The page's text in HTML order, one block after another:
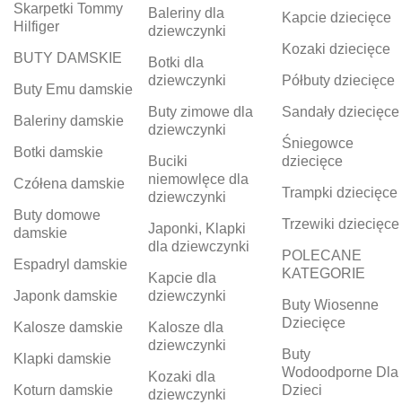
Skarpetki Tommy
Hilfiger
BUTY DAMSKIE
Buty Emu damskie
Baleriny damskie
Botki damskie
Czółena damskie
Buty domowe
damskie
Espadryl damskie
Japonk damskie
Kalosze damskie
Klapki damskie
Koturn damskie
Baleriny dla
dziewczynki
Botki dla
dziewczynki
Buty zimowe dla
dziewczynki
Buciki
niemowlęce dla
dziewczynki
Japonki, Klapki
dla dziewczynki
Kapcie dla
dziewczynki
Kalosze dla
dziewczynki
Kozaki dla
dziewczynki
Kapcie dziecięce
Kozaki dziecięce
Półbuty dziecięce
Sandały dziecięce
Śniegowce
dziecięce
Trampki dziecięce
Trzewiki dziecięce
POLECANE
KATEGORIE
Buty Wiosenne
Dziecięce
Buty
Wodoodporne Dla
Dzieci